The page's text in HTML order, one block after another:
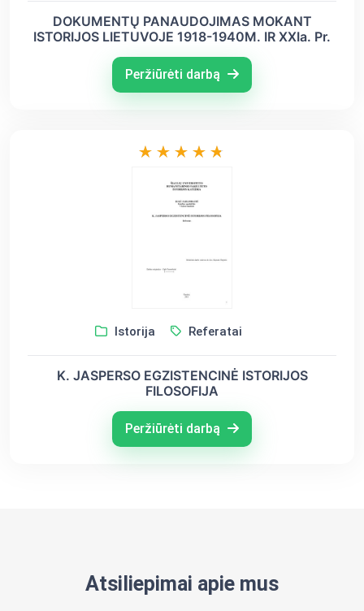
DOKUMENTŲ PANAUDOJIMAS MOKANT
ISTORIJOS LIETUVOJE 1918-1940M. IR XXIa. Pr.
Peržiūrėti darbą
Istorija Referatai
K. JASPERSO EGZISTENCINĖ ISTORIJOS
FILOSOFIJA
Peržiūrėti darbą
Atsiliepimai apie mus